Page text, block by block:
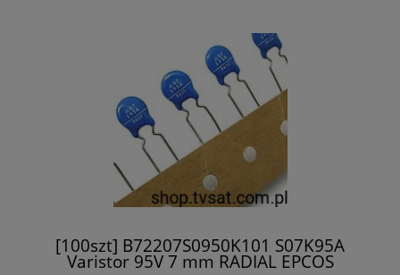
[100szt] B72207S0950K101 S07K95A
Varistor 95V 7 mm RADIAL EPCOS